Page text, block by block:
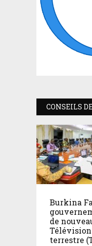
CONSEILS
Burkina
de
terrestre